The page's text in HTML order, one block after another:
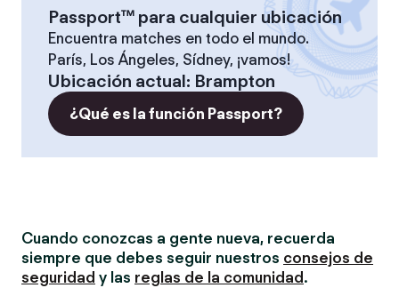
Passport™ para cualquier ubicación
Encuentra matches en todo el mundo.
París, Los Ángeles, Sídney, ¡vamos!
Ubicación actual: Brampton
¿Qué es la función Passport?
Cuando conozcas a gente nueva, recuerda
siempre que debes seguir nuestros consejos de
seguridad y las reglas de la comunidad .